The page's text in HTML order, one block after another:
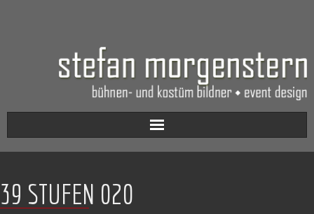
Aktuell
Werkverzeichnis
39 STUFEN 020